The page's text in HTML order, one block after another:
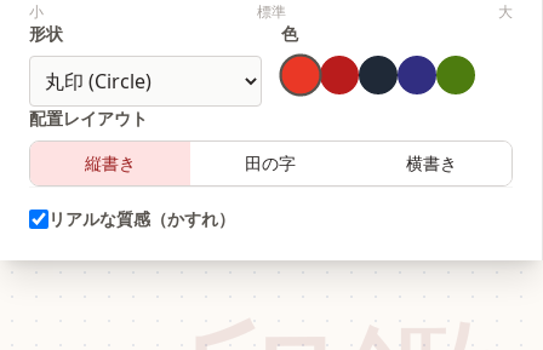
小 標準 大
形状 色
配置レイアウト
縦書き
田の字 横書き
リアルな質感（かすれ）